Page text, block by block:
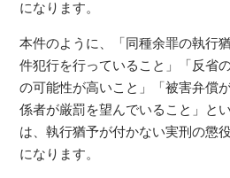
になります。
本件のように、「同種余罪の執行
件犯行を行っていること」「反省
の可能性が高いこと」「被害弁償
係者が厳罰を望んでいること」と
は、執行猶予が付かない実刑の懲
になります。